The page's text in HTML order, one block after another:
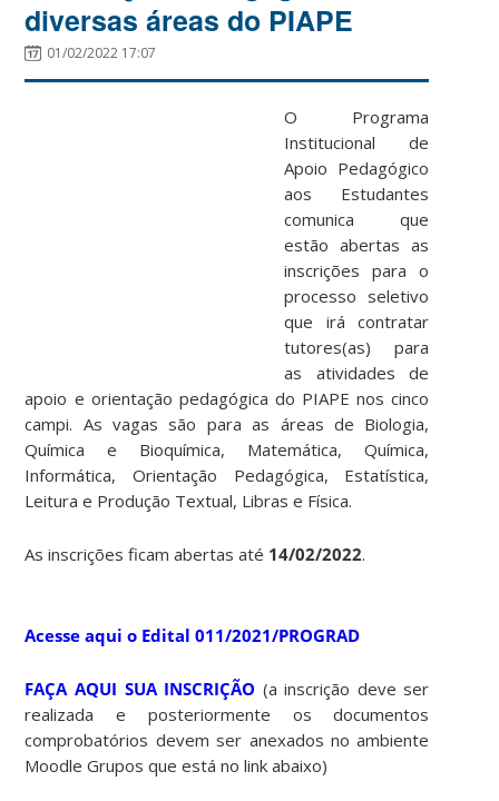
diversas áreas do PIAPE
01/02/2022 17:07
O Programa
Institucional de
Apoio Pedagógico
aos Estudantes
comunica que
estão abertas as
inscrições para o
processo seletivo
que irá contratar
tutores(as) para
as atividades de
apoio e orientação pedagógica do PIAPE nos cinco
campi. As vagas são para as áreas de Biologia,
Química e Bioquímica, Matemática, Química,
Informática, Orientação Pedagógica, Estatística,
Leitura e Produção Textual, Libras e Física.
As inscrições ficam abertas até 14/02/2022.
Acesse aqui o Edital 011/2021/PROGRAD
FAÇA AQUI SUA INSCRIÇÃO (a inscrição deve ser
realizada e posteriormente os documentos
comprobatórios devem ser anexados no ambiente
Moodle Grupos que está no link abaixo)